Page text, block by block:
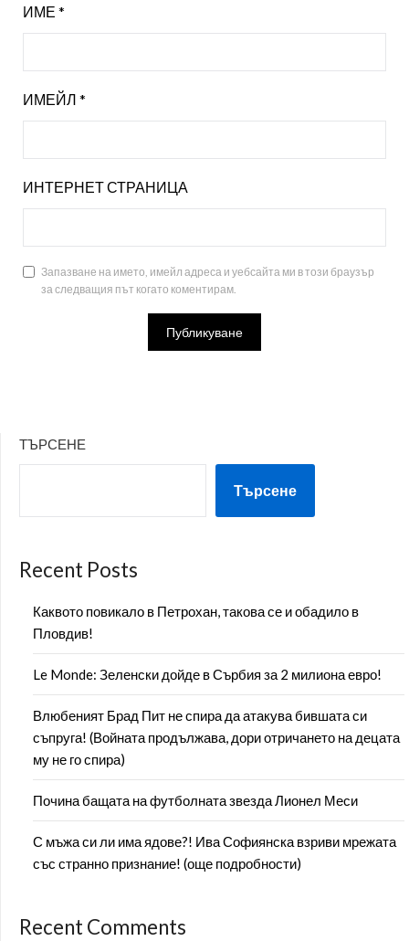
ИМЕ *
ИМЕЙЛ *
ИНТЕРНЕТ СТРАНИЦА
Запазване на името, имейл адреса и уебсайта ми в този браузър
за следващия път когато коментирам.
ТЪРСЕНЕ
Търсене
Recent Posts
Каквото повикало в Петрохан, такова се и обадило в
Пловдив!
Le Monde: Зеленски дойде в Сърбия за 2 милиона евро!
Влюбеният Брад Пит не спира да атакува бившата си
съпруга! (Войната продължава, дори отричането на децата
му не го спира)
Почина бащата на футболната звезда Лионел Меси
С мъжа си ли има ядове?! Ива Софиянска взриви мрежата
със странно признание! (още подробности)
Recent Comments